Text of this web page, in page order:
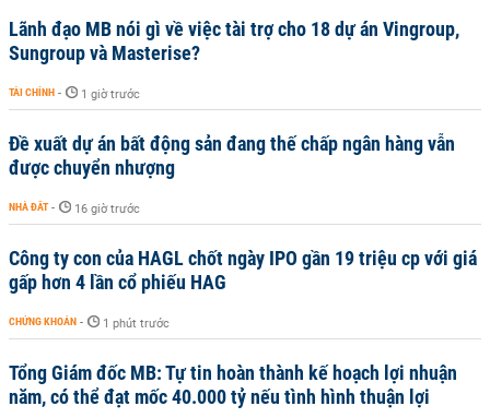
Lãnh đạo MB nói gì về việc tài trợ cho 18 dự án Vingroup,
Sungroup và Masterise?
TÀI CHÍNH - 1 giờ trước
Đề xuất dự án bất động sản đang thế chấp ngân hàng vẫn
được chuyển nhượng
NHÀ ĐẤT - 16 giờ trước
Công ty con của HAGL chốt ngày IPO gần 19 triệu cp với giá
gấp hơn 4 lần cổ phiếu HAG
CHỨNG KHOÁN - 1 phút trước
Tổng Giám đốc MB: Tự tin hoàn thành kế hoạch lợi nhuận
năm, có thể đạt mốc 40.000 tỷ nếu tình hình thuận lợi